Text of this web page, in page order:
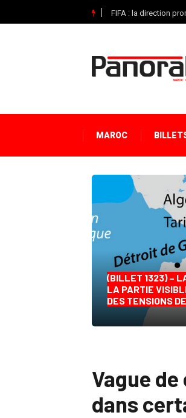
FIFA : la direction
MAROC
(BILLET 1323) –
LA PARTIE
DES TENSIONS
Vague
dans